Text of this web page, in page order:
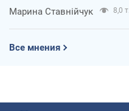
Марина Ставнійчук 8,0 т.
Все мнения